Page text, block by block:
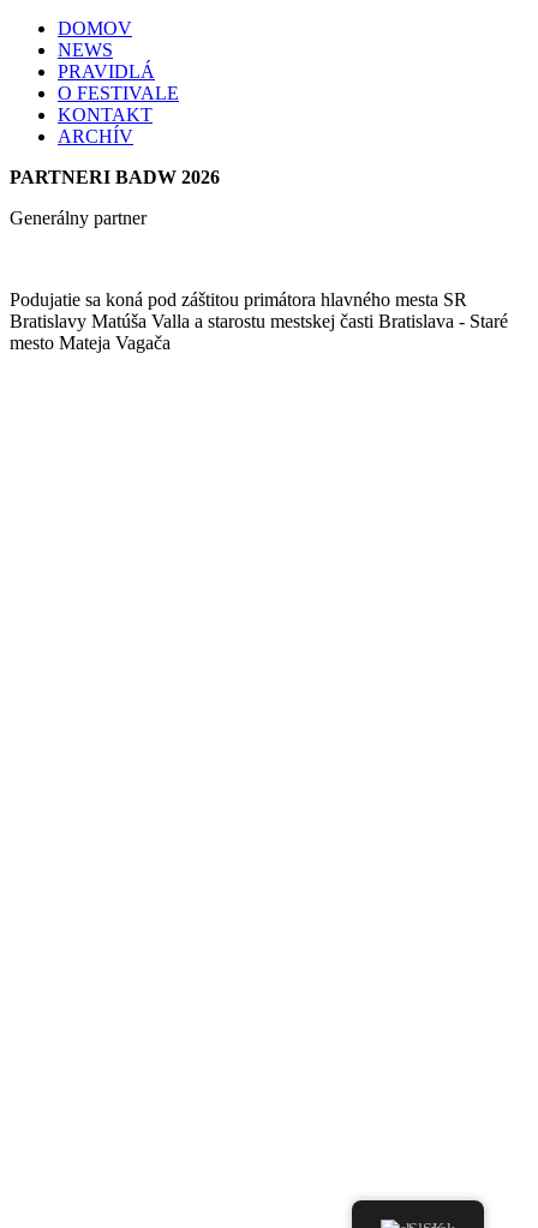
DOMOV
NEWS
PRAVIDLÁ
O FESTIVALE
KONTAKT
ARCHÍV
PARTNERI BADW 2026
Generálny partner
Podujatie sa koná pod záštitou primátora hlavného mesta SR
Bratislavy Matúša Valla a starostu mestskej časti Bratislava - Staré
mesto Mateja Vagača